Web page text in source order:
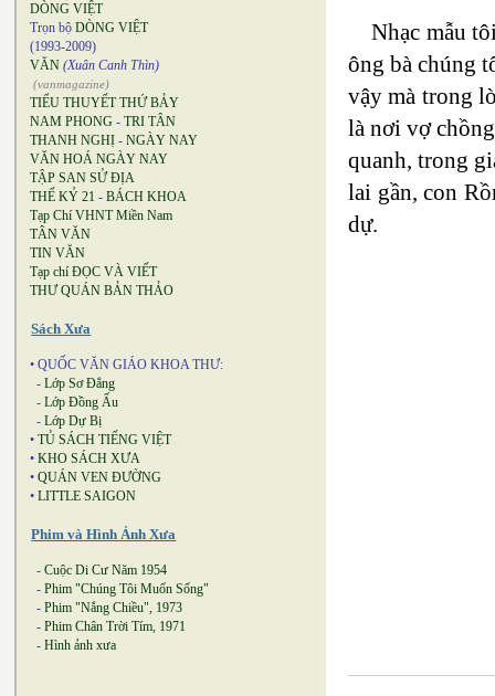
DÒNG VIỆT
Trọn bộ DÒNG VIỆT
(1993-2009)
VĂN (Xuân Canh Thìn)
(vanmagazine)
TIỂU THUYẾT THỨ BẢY
NAM PHONG - TRI TÂN
THANH NGHỊ - NGÀY NAY
VĂN HOÁ NGÀY NAY
TẬP SAN SỬ ĐỊA
THẾ KỶ 21 - BÁCH KHOA
Tạp Chí VHNT Miền Nam
TÂN VĂN
TIN VĂN
Tạp chí ĐỌC VÀ VIẾT
THƯ QUÁN BẢN THẢO
Sách Xưa
• QUỐC VĂN GIÁO KHOA THƯ:
- Lớp Sơ Đẳng
- Lớp Đồng Ấu
- Lớp Dự Bị
• TỦ SÁCH TIẾNG VIỆT
• KHO SÁCH XƯA
• QUÁN VEN ĐƯỜNG
• LITTLE SAIGON
Phim và Hình Ảnh Xưa
- Cuộc Di Cư Năm 1954
- Phim "Chúng Tôi Muốn Sống"
- Phim "Nắng Chiều", 1973
- Phim Chân Trời Tím, 1971
- Hình ảnh xưa
Nhạc mẫu
ông bà chúng
vậy mà trong
là nơi vợ
quanh, trong
lai gần, con
dự.